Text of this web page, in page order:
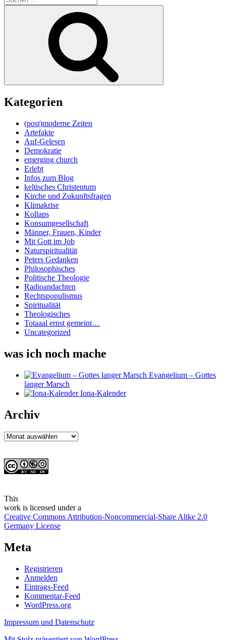
nach:
Kategorien
(post)moderne Zeiten
Artefakte
Auf-Gelesen
Demokratie
emerging church
Erlebt
Infos zum Blog
keltisches Christentum
Kirche und Zukunftsfragen
Klimakrise
Kollaps
Konsumgesellschaft
Männer, Frauen, Kinder
Mit Gott im Job
Naturspiritualität
Peters Gedanken
Philosophisches
Politische Theologie
Radioandachten
Rechtspopulismus
Spiritualität
Theologisches
Totaaal ernst gemeint…
Uncategorized
was ich noch mache
Evangelium – Gottes
langer Marsch
Iona-Kalender
Archiv
Archiv
This
work is licensed under a
Creative Commons Attribution-Noncommercial-Share Alike 2.0
Germany License
Meta
Registrieren
Anmelden
Eintrags-Feed
Kommentar-Feed
WordPress.org
Impressum und Datenschutz